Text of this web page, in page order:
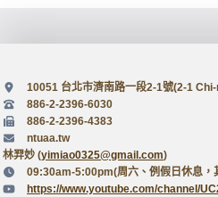
10051 台北市濟南路一段2-1號(2-1
886-2-2396-6030
886-2-2396-4383
ntuaa.tw
林羿妙 (yimiao0325@gmail.com)
09:30am-5:00pm(周六、例假日休息，
https://www.youtube.com/channel/